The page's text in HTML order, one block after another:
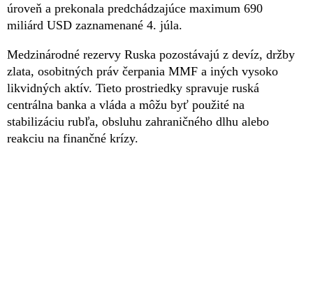
úroveň a prekonala predchádzajúce maximum 690
miliárd USD zaznamenané 4. júla.
Medzinárodné rezervy Ruska pozostávajú z devíz, držby
zlata, osobitných práv čerpania MMF a iných vysoko
likvidných aktív. Tieto prostriedky spravuje ruská
centrálna banka a vláda a môžu byť použité na
stabilizáciu rubľa, obsluhu zahraničného dlhu alebo
reakciu na finančné krízy.